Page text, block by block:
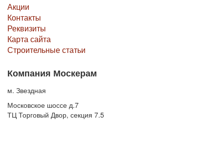
Акции
Контакты
Реквизиты
Карта сайта
Строительные статьи
Компания Москерам
м. Звездная
Московское шоссе д.7
ТЦ Торговый Двор, секция 7.5